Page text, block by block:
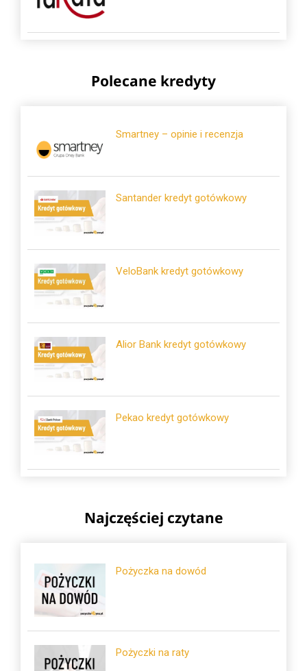
Polecane kredyty
Smartney – opinie i recenzja
Santander kredyt gotówkowy
VeloBank kredyt gotówkowy
Alior Bank kredyt gotówkowy
Pekao kredyt gotówkowy
Najczęściej czytane
Pożyczka na dowód
Pożyczki na raty